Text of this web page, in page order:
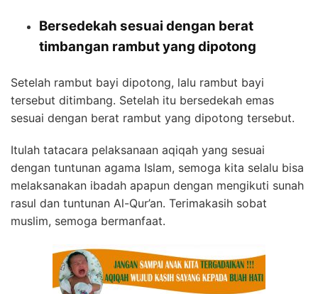
Bersedekah sesuai dengan berat
timbangan rambut yang dipotong
Setelah rambut bayi dipotong, lalu rambut bayi
tersebut ditimbang. Setelah itu bersedekah emas
sesuai dengan berat rambut yang dipotong tersebut.
Itulah tatacara pelaksanaan aqiqah yang sesuai
dengan tuntunan agama Islam, semoga kita selalu bisa
melaksanakan ibadah apapun dengan mengikuti sunah
rasul dan tuntunan Al-Qur’an. Terimakasih sobat
muslim, semoga bermanfaat.